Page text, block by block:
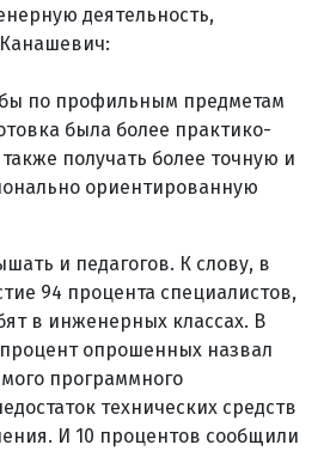
деятельность,
по профильным предметам
была более практико-
получать более точную и
ориентированную
и педагогов. К слову, в
94 процента специалистов,
в инженерных классах. В
процент опрошенных назвал
программного
технических средств
И 10 процентов сообщили